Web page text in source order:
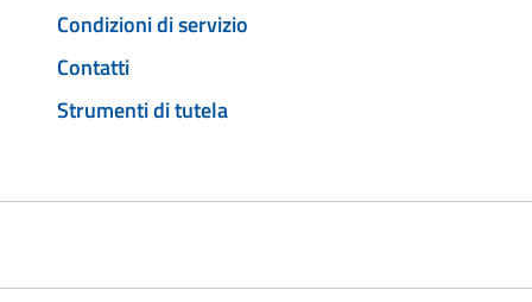
Condizioni di servizio
Contatti
Strumenti di tutela